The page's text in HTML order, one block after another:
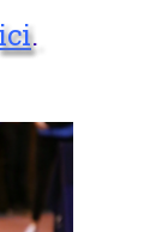
ici.